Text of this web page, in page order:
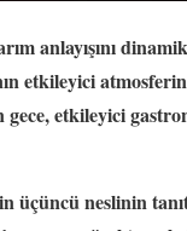
anlayışını
etkileyici
etkileyici
neslinin